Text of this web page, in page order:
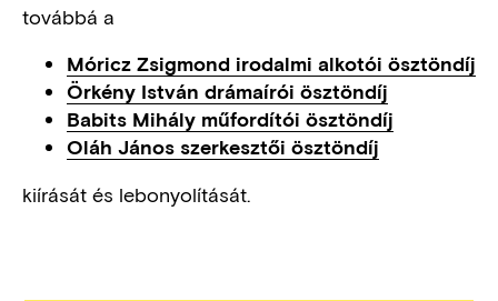
továbbá a
Móricz Zsigmond irodalmi alkotói ösztöndíj
Örkény István drámaírói ösztöndíj
Babits Mihály műfordítói ösztöndíj
Oláh János szerkesztői ösztöndíj
kiírását és lebonyolítását.